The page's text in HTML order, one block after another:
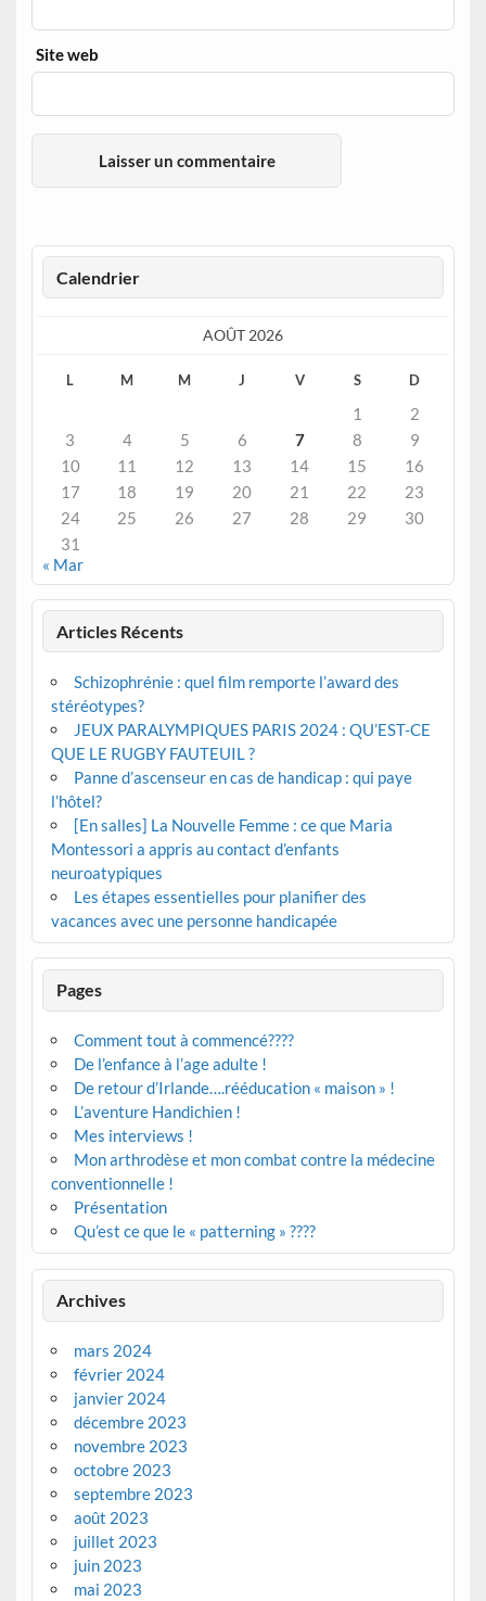
Site web
Calendrier
AOÛT 2026
L M M J V S D
1
2
3
4 5 6 7 8
9
10
11 12 13 14 15
16
17
18 19 20 21 22
23
24
25 26 27 28 29
30
31
« Mar
Articles Récents
Schizophrénie : quel film remporte l’award des
stéréotypes?
JEUX PARALYMPIQUES PARIS 2024 : QU’EST-CE
QUE LE RUGBY FAUTEUIL ?
Panne d’ascenseur en cas de handicap : qui paye
l’hôtel?
[En salles] La Nouvelle Femme : ce que Maria
Montessori a appris au contact d’enfants
neuroatypiques
Les étapes essentielles pour planifier des
vacances avec une personne handicapée
Pages
Comment tout à commencé????
De l’enfance à l’age adulte !
De retour d’Irlande….rééducation « maison » !
L’aventure Handichien !
Mes interviews !
Mon arthrodèse et mon combat contre la médecine
conventionnelle !
Présentation
Qu’est ce que le « patterning » ????
Archives
mars 2024
février 2024
janvier 2024
décembre 2023
novembre 2023
octobre 2023
septembre 2023
août 2023
juillet 2023
juin 2023
mai 2023